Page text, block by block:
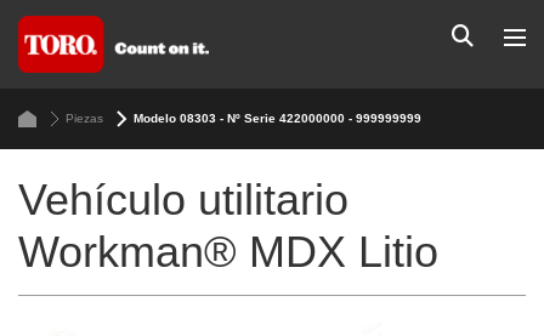
Piezas Modelo 08303 - Nº Serie 422000000 - 999999999
Vehículo utilitario
Workman® MDX Litio